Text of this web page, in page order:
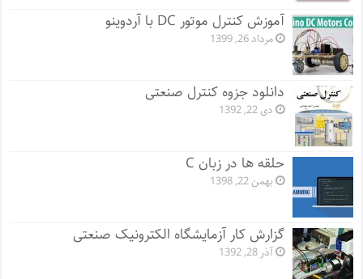
آموزش کنترل موتور DC با آردوینو
مرداد 26, 1399
دانلود جزوه کنترل صنعتی
دی 22, 1392
حلقه ها در زبان C
بهمن 22, 1398
گزارش کار آزمایشگاه الکترونیک صنعتی
آذر 28, 1392